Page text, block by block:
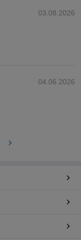
03.08.2026
04.06.2026